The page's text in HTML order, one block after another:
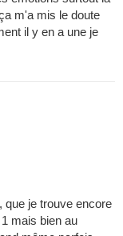
m'a mis le doute
il y en a une je
que je trouve encore
mais bien au